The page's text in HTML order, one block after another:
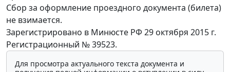
Сбор за оформление проездного документа (билета)
не взимается.
Зарегистрировано в Минюсте РФ 29 октября 2015 г.
Регистрационный № 39523.
Для просмотра актуального текста документа и